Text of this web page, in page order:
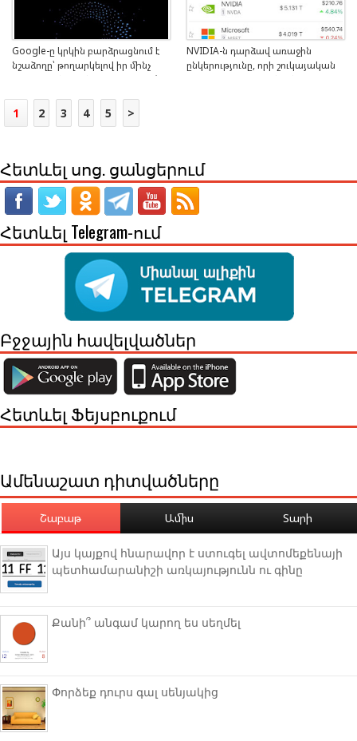
Google-ը կրկին բարձրացնում է
նշաձողը՝ թողարկելով իր մինչ
այժմ եղած ամենահզոր մոդելը՝
NVIDIA-ն դարձավ առաջին
ընկերությունը, որի շուկայական
1 2 3 4 5 >
Հետևել սոց. ցանցերում
Հետևել Telegram-ում
Բջջային հավելվածներ
Հետևել Ֆեյսբուքում
Ամենաշատ դիտվածները
Շաբաթ Ամիս Տարի
Այս կայքով հնարավոր է ստուգել ավտոմեքենայի
պետհամարանիշի առկայությունն ու գինը
Քանի՞ անգամ կարող ես սեղմել
Փորձեք դուրս գալ սենյակից